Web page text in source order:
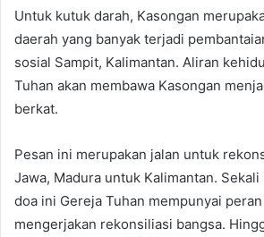
Untuk kutuk darah, Kasongan
daerah yang banyak terjadi
sosial Sampit, Kalimantan. Aliran
Tuhan akan membawa Kasongan
berkat.
Pesan ini merupakan jalan untuk
Jawa, Madura untuk Kalimantan.
doa ini Gereja Tuhan mempunyai
mengerjakan rekonsiliasi bangsa.